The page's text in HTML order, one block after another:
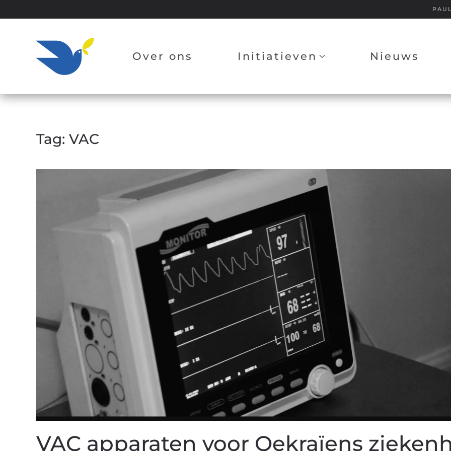
Over ons Initiatieven Nieuws
Tag: VAC
VAC apparaten voor Oekraïens